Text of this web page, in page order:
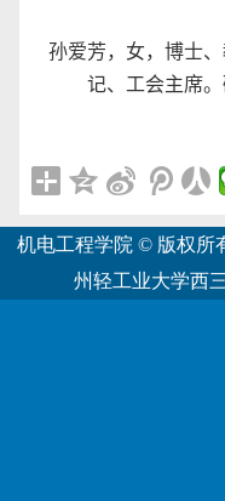
孙爱芳，女，博士
记、工会主席。
机电工程学院 © 版权所
州轻工业大学西